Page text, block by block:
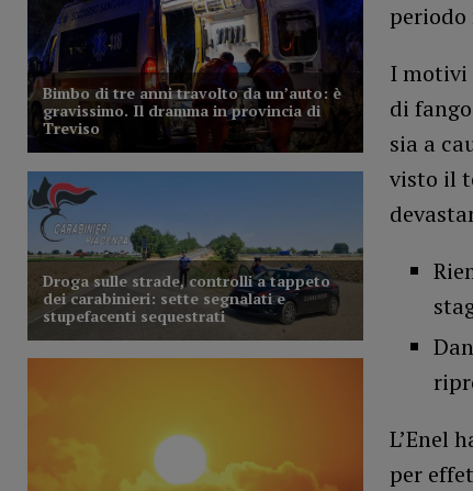
I motivi
di
sia a
visto il
L’Enel
per